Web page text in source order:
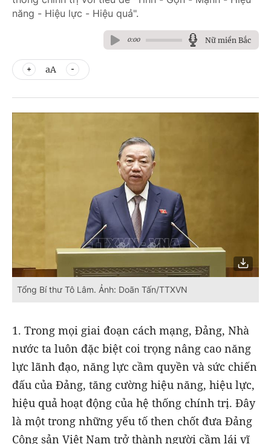
năng - Hiệu lực - Hiệu quả".
0:00 Nữ miền Bắc
aA
Tổng Bí thư Tô Lâm. Ảnh: Doãn Tấn/TTXVN
1. Trong mọi giai đoạn cách mạng, Đảng, Nhà
nước ta luôn đặc biệt coi trọng nâng cao năng
lực lãnh đạo, năng lực cầm quyền và sức chiến
đấu của Đảng, tăng cường hiệu năng, hiệu lực,
hiệu quả hoạt động của hệ thống chính trị. Đây
là một trong những yếu tố then chốt đưa Đảng
Cộng sản Việt Nam trở thành người cầm lái vĩ